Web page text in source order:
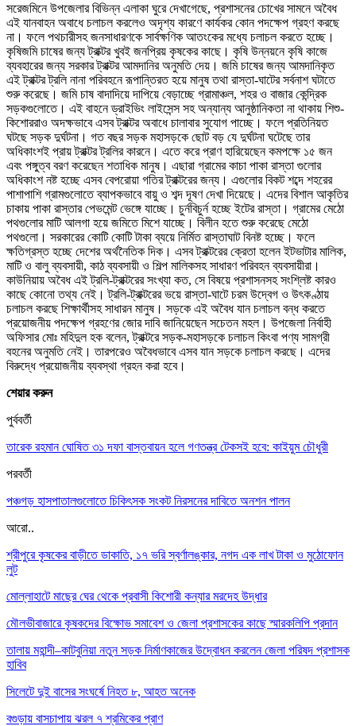
সরেজমিনে উপজেলার বিভিন্ন এলাকা ঘুরে দেখাগেছে, প্রশাসনের চোখের সামনে অবৈধ
এই যানবাহন অবাধে চলাচল করলেও অদৃশ্য কারণে কার্যকর কোন পদক্ষেপ গ্রহণ করছে
না। ফলে পথচারীসহ জনসাধারণকে সার্বক্ষণিক আতংকের মধ্যে চলাচল করতে হচ্ছে।
কৃষিজমি চাষের জন্য ট্রাক্টর খুবই জনপ্রিয় কৃষকের কাছে। কৃষি উন্নয়নে কৃষি কাজে
ব্যবহারের জন্য সরকার ট্রাক্টর আমদানির অনুমতি দেয়। জমি চাষের জন্য আমদানিকৃত
এই ট্রাক্টর ট্রলি নানা পরিবহনে রূপান্তিরত হয়ে মানুষ তথা রাস্তা-ঘাটের সর্বনাশ ঘটাতে
শুরু করেছে। জমি চাষ বাদাদিয়ে দাপিয়ে বেড়াচ্ছে গ্রামাঞ্চল, শহর ও বাজার কেন্দ্রিক
সড়কগুলোতে। এই বাহনে ড্রাইভিং লাইসেন্স সহ অন্যান্য আনুষ্ঠানিকতা না থাকায় শিশু-
কিশোররাও অদক্ষভাবে এসব ট্রাক্টর অবাধে চালাবার সুযোগ পাচ্ছে। ফলে প্রতিনিয়ত
ঘটছে সড়ক দুর্ঘটনা। গত বছর সড়ক মহাসড়কে ছোট বড় যে দুর্ঘটনা ঘটেছে তার
অধিকাংশই প্রায় ট্রাক্টর ট্রলির কারনে। এতে করে প্রাণ হারিয়েছেন কমপক্ষে ১৫ জন
এবং পঙ্গুত্ব বরণ করেছেন শতাধিক মানুষ। এছারা গ্রামের কাচা পাকা রাস্তা গুলোর
অধিকাংশ নষ্ট হচ্ছে এসব বেপরোয়া গতির ট্রাক্টরের জন্য। এগুলোর বিকট শব্দে শহরের
পাশাপাশি গ্রামগুলোতে ব্যাপকভাবে বায়ু ও শব্দ দূষণ দেখা দিয়েছে। এদের বিশাল আকৃতির
চাকায় পাকা রাস্তার পেভমেন্ট ভেঙ্গে যাচ্ছে। চুর্নবিচুর্ন হচ্ছে ইটের রাস্তা। গ্রামের মেঠো
পথগুলোর মাটি আলগা হয়ে জমিতে মিশে যাচ্ছে। বিলীন হতে শুরু করেছে মেঠো
পথগুলো। সরকারের কোটি কোটি টাকা ব্যয়ে নির্মিত রাস্তাঘাট বিনষ্ট হচ্ছে। ফলে
ক্ষতিগ্রস্ত হচ্ছে দেশের অর্থনৈতিক দিক। এসব ট্রাক্টরের ক্রেতা হলেন ইটভাটার মালিক,
মাটি ও বালু ব্যবসায়ী, কাঠ ব্যবসায়ী ও শিল্প মালিকসহ সাধারণ পরিবহন ব্যবসায়ীরা।
কাউনিয়ায় অবৈধ এই ট্রলি-ট্রাক্টরের সংখ্যা কত, সে বিষয়ে প্রশাসনসহ সংশ্লিষ্ট কারও
কাছে কোনো তথ্য নেই। ট্রলি-ট্রাক্টরের ভয়ে রাস্তা-ঘাটে চরম উদ্বেগ ও উৎকণ্ঠায়
চলাচল করছে শিক্ষার্থীসহ সাধারন মানুষ। সড়কে এই অবৈধ যান চলাচল বন্ধ করতে
প্রয়োজনীয় পদক্ষেপ গ্রহণের জোর দাবি জানিয়েছেন সচেতন মহল। উপজেলা নির্বাহী
অফিসার মোঃ মহিদুল হক বলেন, ট্রাক্টরে সড়ক-মহাসড়কে চলাচল কিংবা পণ্য সামগ্রী
বহনের অনুমতি নেই। তারপরেও অবৈধভাবে এসব যান সড়কে চলাচল করছে। এদের
বিরুদ্ধে প্রয়োজনীয় ব্যবস্থা গ্রহন করা হবে।
শেয়ার করুন
পুর্ববর্তী
তারেক রহমান ঘোষিত ৩১ দফা বাস্তবায়ন হলে গণতন্ত্র টেকসই হবে: কাইয়ুম চৌধুরী
পরবর্তী
পঞ্চগড় হাসপাতালগুলোতে চিকিৎসক সংকট নিরসনের দাবিতে অনশন পালন
আরো..
শ্রীপুরে কৃষকের বাড়ীতে ডাকাতি, ১৭ ভরি স্বর্ণালঙ্কার, নগদ এক লাখ টাকা ও মুঠোফোন
লুট
মোল্লাহাটে মাছের ঘের থেকে প্রবাসী কিশোরী কন্যার মরদেহ উদ্ধার
মৌলভীবাজারে কৃষকদের বিক্ষোভ সমাবেশ ও জেলা প্রশাসকের কাছে স্মারকলিপি প্রদান
তালায় মহান্দী–কাটবুনিয়া নতুন সড়ক নির্মাণকাজের উদ্বোধন করলেন জেলা পরিষদ প্রশাসক
হাবিব
সিলেটে দুই বাসের সংঘর্ষে নিহত ৮, আহত অনেক
বগুড়ায় বাসচাপায় ঝরল ৭ শ্রমিকের প্রাণ